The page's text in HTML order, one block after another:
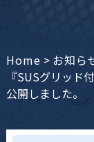
Home > お知ら
『SUSグリッド
公開しました。